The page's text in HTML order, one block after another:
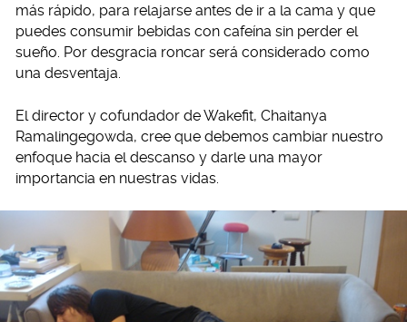
más rápido, para relajarse antes de ir a la cama y que
puedes consumir bebidas con cafeína sin perder el
sueño. Por desgracia roncar será considerado como
una desventaja.
El director y cofundador de Wakefit, Chaitanya
Ramalingegowda, cree que debemos cambiar nuestro
enfoque hacia el descanso y darle una mayor
importancia en nuestras vidas.